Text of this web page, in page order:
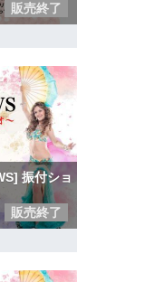
販売終了
振付ショ
販売終了